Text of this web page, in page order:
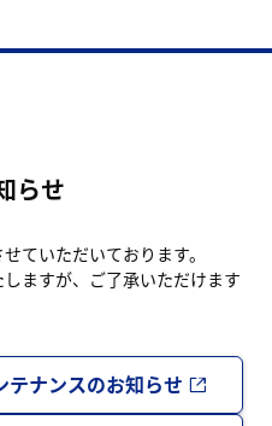
らせ
ていただいております。
ますが、ご了承いただけます
テナンスのお知らせ